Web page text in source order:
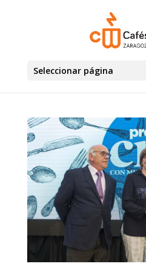
Seleccionar página